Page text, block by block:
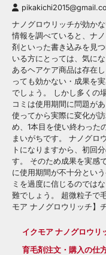
ナノグロウリッチが効か
情報を調べていると、ナ
剤といった書き込みを見
いる方にとっては、気に
あるヘアケア商品は存在
っても効かない・成果を
でしょう。 しかし多くの
コミは使用期間に問題が
使ってから実際に変化が
め、1本目を使い終わった
まいがちです。 ナノグロ
トになりますから、初回
す。 そのため成果を実感
に使用期間が不十分とい
ミを過度に信じるのでは
難でしょう。 超微粒子で
モア ナノグロウリッチ】
イクモア ナノグロウリ
育毛剤注文・購入の仕